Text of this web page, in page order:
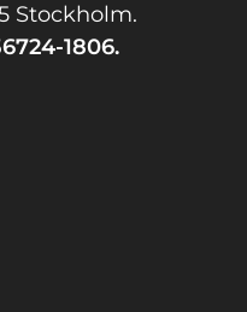
Stockholm.
1806.